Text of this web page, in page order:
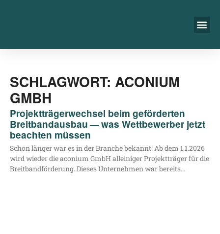
SCHLAGWORT: ACONIUM
GMBH
Projektträgerwechsel beim geförderten
Breitbandausbau — was Wettbewerber jetzt
beachten müssen
Schon län­ger war es in der Bran­che bekannt: Ab dem 1.1.2026
wird wie­der die aco­ni­um GmbH allei­ni­ger Pro­jekt­trä­ger für die
Breit­band­för­de­rung. Die­ses Unter­neh­men war bereits…